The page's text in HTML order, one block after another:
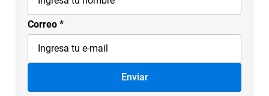
Correo
Enviar